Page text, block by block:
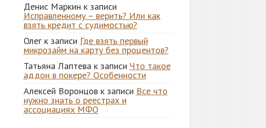
Денис Маркин к записи
Исправленному – верить? Или как
взять кредит с судимостью?
Олегк записи Где взять первый
микрозайм на карту без процентов?
Татьяна Лаптевак записи Что такое
аддон в покере? Особенности
Алексей Воронцовк записи Все что
нужно знать о реестрах и
ассоциациях МФО